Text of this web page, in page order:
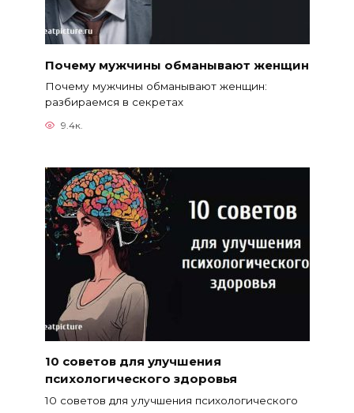
Почему мужчины обманывают женщин
Почему мужчины обманывают женщин:
разбираемся в секретах
9.4к.
10 советов для улучшения
психологического здоровья
10 советов для улучшения психологического